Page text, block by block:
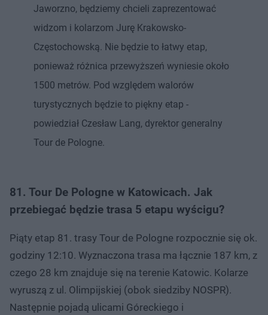
Jaworzno, będziemy chcieli zaprezentować
widzom i kolarzom Jurę Krakowsko-
Częstochowską. Nie będzie to łatwy etap,
ponieważ różnica przewyższeń wyniesie około
1500 metrów. Pod względem walorów
turystycznych będzie to piękny etap -
powiedział Czesław Lang, dyrektor generalny
Tour de Pologne.
81. Tour De Pologne w Katowicach. Jak
przebiegać będzie trasa 5 etapu wyścigu?
Piąty etap 81. trasy Tour de Pologne rozpocznie się ok.
godziny 12:10. Wyznaczona trasa ma łącznie 187 km, z
czego 28 km znajduje się na terenie Katowic. Kolarze
wyruszą z ul. Olimpijskiej (obok siedziby NOSPR).
Następnie pojadą ulicami Góreckiego i